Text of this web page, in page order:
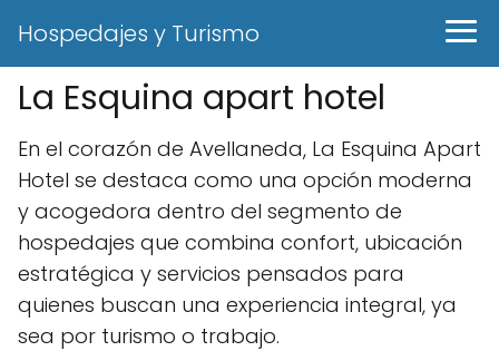
Hospedajes y Turismo
La Esquina apart hotel
En el corazón de Avellaneda, La Esquina Apart
Hotel se destaca como una opción moderna
y acogedora dentro del segmento de
hospedajes que combina confort, ubicación
estratégica y servicios pensados para
quienes buscan una experiencia integral, ya
sea por turismo o trabajo.